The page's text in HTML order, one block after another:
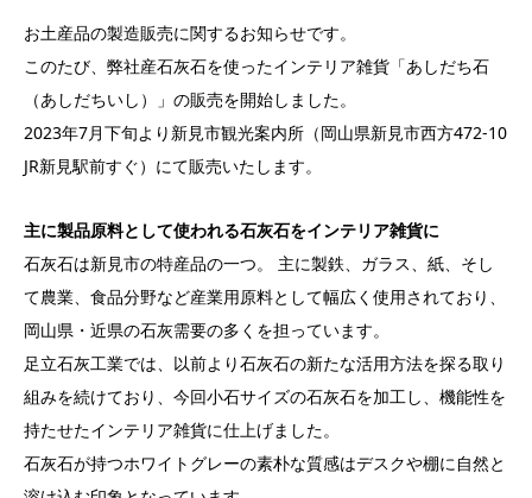
お土産品の製造販売に関するお知らせです。
このたび、弊社産石灰石を使ったインテリア雑貨「あしだち石
（あしだちいし）」の販売を開始しました。
2023年7月下旬より新見市観光案内所（岡山県新見市西方472-10
JR新見駅前すぐ）にて販売いたします。
主に製品原料として使われる石灰石をインテリア雑貨に
石灰石は新見市の特産品の一つ。 主に製鉄、ガラス、紙、そし
て農業、食品分野など産業用原料として幅広く使用されており、
岡山県・近県の石灰需要の多くを担っています。
足立石灰工業では、以前より石灰石の新たな活用方法を探る取り
組みを続けており、今回小石サイズの石灰石を加工し、機能性を
持たせたインテリア雑貨に仕上げました。
石灰石が持つホワイトグレーの素朴な質感はデスクや棚に自然と